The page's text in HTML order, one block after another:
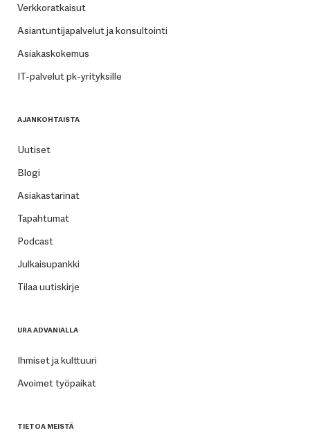
Verkkoratkaisut
Asiantuntijapalvelut ja konsultointi
Asiakaskokemus
IT-palvelut pk-yrityksille
AJANKOHTAISTA
Uutiset
Blogi
Asiakastarinat
Tapahtumat
Podcast
Julkaisupankki
Tilaa uutiskirje
URA ADVANIALLA
Ihmiset ja kulttuuri
Avoimet työpaikat
TIETOA MEISTÄ